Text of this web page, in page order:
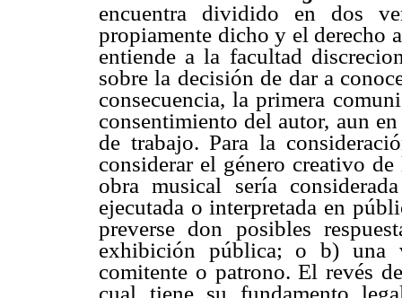
encuentra dividido en dos
propiamente dicho y el derecho
entiende a la facultad
sobre la decisión de dar a
consecuencia, la primera
consentimiento del autor, aun
de trabajo. Para la
considerar el género creativo
obra musical sería
ejecutada o interpretada en
preverse don posibles
exhibición pública; o b) una
comitente o patrono. El revés
cual tiene su fundamento